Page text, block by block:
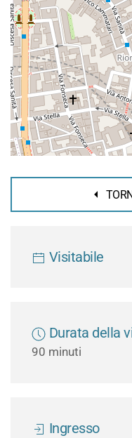
Visitabile
Durata della
90 minuti
Ingresso